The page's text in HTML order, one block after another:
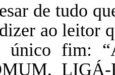
de tudo
ao leitor
único fim: